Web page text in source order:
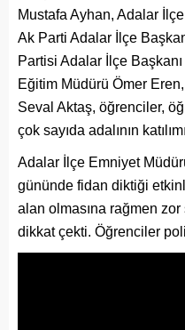
Mustafa Ayhan, Adalar
Ak Parti Adalar İlçe
Partisi Adalar İlçe
Eğitim Müdürü Ömer
Seval Aktaş, öğrenciler,
çok sayıda adalının
Adalar İlçe Emniyet
gününde fidan diktiği
alan olmasına rağmen
dikkat çekti. Öğrenciler